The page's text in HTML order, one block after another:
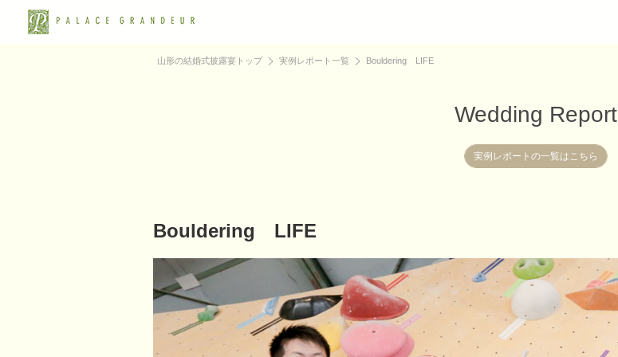
山形の結婚式披露宴トップ 実例レポート一覧 Bouldering LIFE
Wedding Report
実例レポートの一覧はこちら
実例レポートの一覧はこちら
Bouldering LIFE